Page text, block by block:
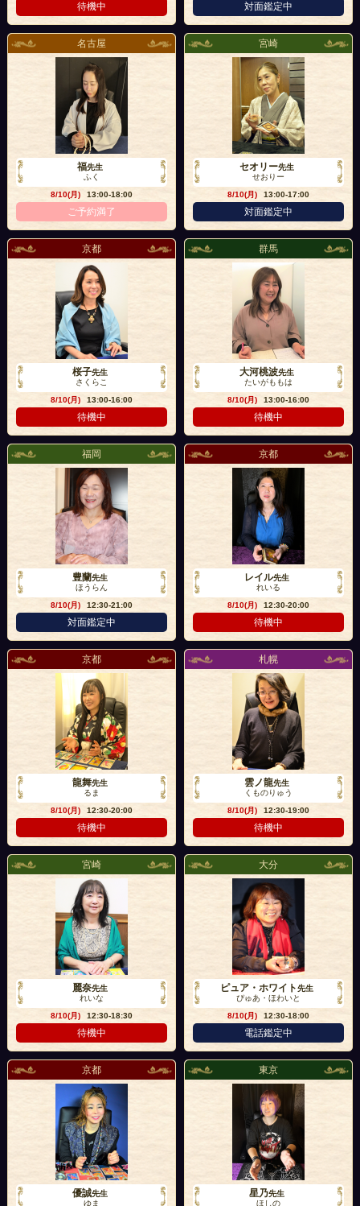
待機中 対面鑑定中
名古屋
福先生
ふく
8/10(月)
13:00-18:00
ご予約満了
宮崎
セオリー先生
せおりー
8/10(月)
13:00-17:00
対面鑑定中
京都
桜子先生
さくらこ
8/10(月)
13:00-16:00
待機中
群馬
大河桃波先生
たいがももは
8/10(月)
13:00-16:00
待機中
福岡
豊蘭先生
ほうらん
8/10(月)
12:30-21:00
対面鑑定中
京都
レイル先生
れいる
8/10(月)
12:30-20:00
待機中
京都
龍舞先生
るま
8/10(月)
12:30-20:00
待機中
札幌
雲ノ龍先生
くものりゅう
8/10(月)
12:30-19:00
待機中
宮崎
麗奈先生
れいな
8/10(月)
12:30-18:30
待機中
大分
ピュア・ホワイト先生
ぴゅあ・ほわいと
8/10(月)
12:30-18:00
電話鑑定中
京都
優誠先生
ゆま
東京
星乃先生
ほしの